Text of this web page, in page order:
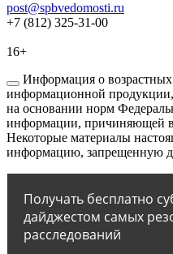
post@spbvedomosti.ru
+7 (812) 325-31-00
16+
Информация о
информационной
на основании норм
информации, причиняющей
Некоторые материалы
информацию, запрещенную
Получать бесплатно
дайджестом самых
расследований